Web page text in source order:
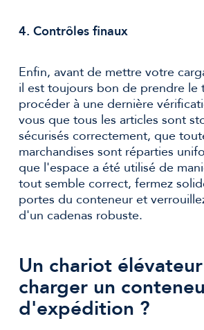
4. Contrôles finaux
Enfin, avant de mettre votre
il est toujours bon de prendre le
procéder à une dernière
vous que tous les articles sont
sécurisés correctement, que
marchandises sont réparties
que l'espace a été utilisé de
tout semble correct, fermez
portes du conteneur et
d'un cadenas robuste.
Un chariot
charger un
d'expédition ?